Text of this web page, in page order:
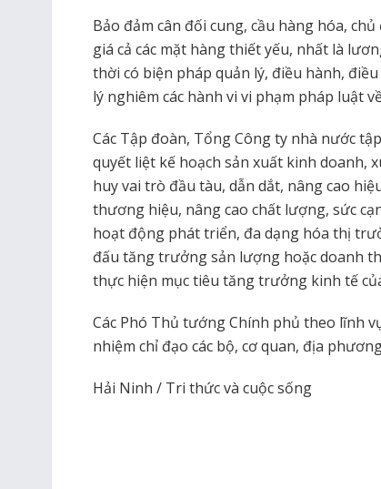
Bảo đảm cân đối cung, cầu hàng hóa,
giá cả các mặt hàng thiết yếu, nhất là
thời có biện pháp quản lý, điều hành,
lý nghiêm các hành vi vi phạm pháp luật
Các Tập đoàn, Tổng Công ty nhà nước
quyết liệt kế hoạch sản xuất kinh doanh,
huy vai trò đầu tàu, dẫn dắt, nâng cao
thương hiệu, nâng cao chất lượng, sức
hoạt động phát triển, đa dạng hóa thị
đấu tăng trưởng sản lượng hoặc doanh
thực hiện mục tiêu tăng trưởng kinh tế
Các Phó Thủ tướng Chính phủ theo lĩnh
nhiệm chỉ đạo các bộ, cơ quan, địa
Hải Ninh / Tri thức và cuộc sống